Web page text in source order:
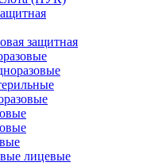
защитная
лицевые